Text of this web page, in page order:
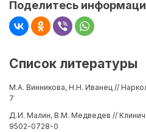
Поделитесь
Список литературы
М.А. Винникова, Н.Н. Иванец //
7
Д.И. Малин, В.М. Медведев //
9502-0728-0